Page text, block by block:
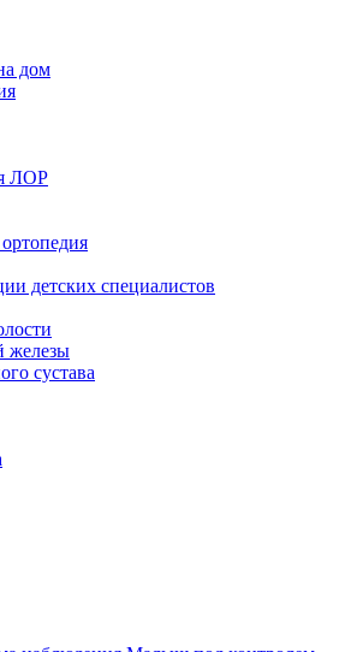
дом
ЛОР
детских специалистов
железы
сустава